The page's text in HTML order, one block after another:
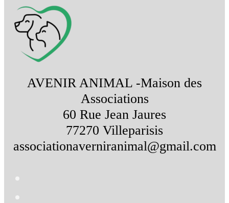
AVENIR ANIMAL -Maison des
Associations
60 Rue Jean Jaures
77270 Villeparisis
associationaverniranimal@gmail.com